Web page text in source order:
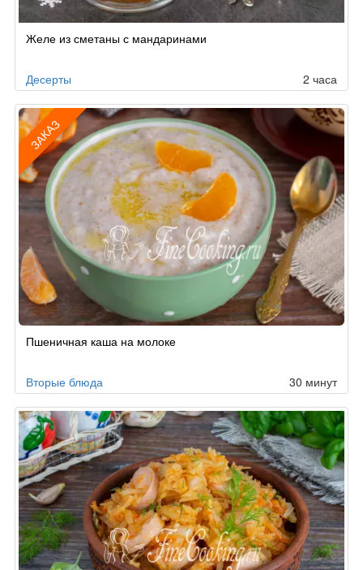
Желе из сметаны с мандаринами
Десерты 2 часа
ЗАКАЗ
поПшеничная каша на молоке
Вторые блюда 30 минут